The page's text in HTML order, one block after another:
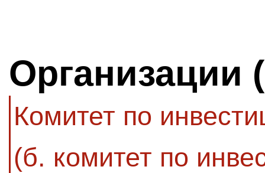
Организации
Комитет по
(б. комитет по